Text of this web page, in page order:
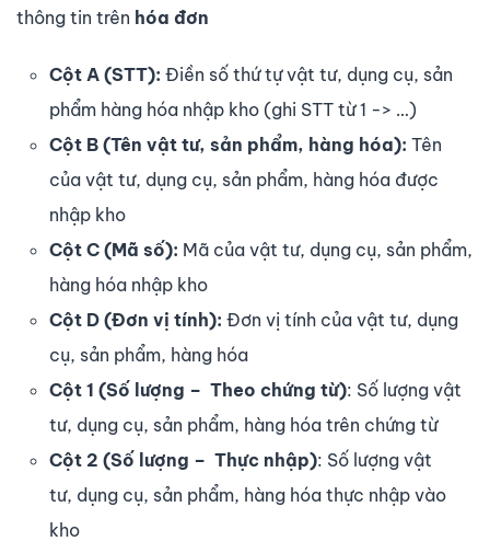
thông tin trên hóa đơn
Cột A (STT): Điền số thứ tự vật tư, dụng cụ, sản
phẩm hàng hóa nhập kho (ghi STT từ 1 -> …)
Cột B (Tên vật tư, sản phẩm, hàng hóa): Tên
của vật tư, dụng cụ, sản phẩm, hàng hóa được
nhập kho
Cột C (Mã số): Mã của vật tư, dụng cụ, sản phẩm,
hàng hóa nhập kho
Cột D (Đơn vị tính): Đơn vị tính của vật tư, dụng
cụ, sản phẩm, hàng hóa
Cột 1 (Số lượng – Theo chứng từ): Số lượng vật
tư, dụng cụ, sản phẩm, hàng hóa trên chứng từ
Cột 2 (Số lượng – Thực nhập): Số lượng vật
tư, dụng cụ, sản phẩm, hàng hóa thực nhập vào
kho